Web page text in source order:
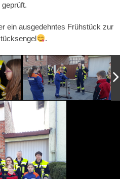
ein ausgedehntes Frühstück zur
.